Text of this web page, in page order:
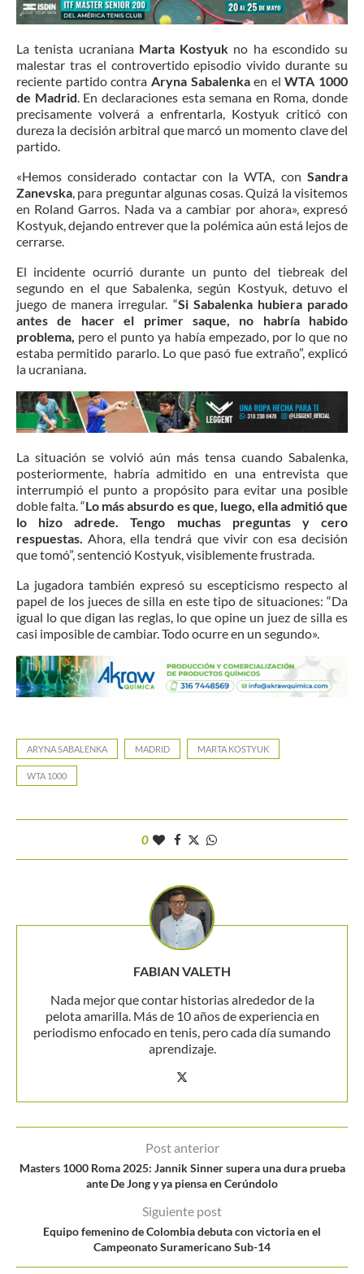
La tenista ucraniana Marta Kostyuk no ha escondido su
malestar tras el controvertido episodio vivido durante su
reciente partido contra Aryna Sabalenkaen elWTA 1000
de Madrid . En declaraciones esta semana en Roma, donde
precisamente volverá a enfrentarla, Kostyuk criticó con
dureza la decisión arbitral que marcó un momento clave del
partido.
«Hemos considerado contactar con la WTA, con Sandra
Zanevska , para preguntar algunas cosas. Quizá la visitemos
en Roland Garros. Nada va a cambiar por ahora», expresó
Kostyuk, dejando entrever que la polémica aún está lejos de
cerrarse.
El incidente ocurrió durante un punto del tiebreak del
segundo en el que Sabalenka, según Kostyuk, detuvo el
juego de manera irregular. “Si Sabalenka hubiera parado
antes de hacer el primer saque, no habría habido
problema, pero el punto ya había empezado, por lo que no
estaba permitido pararlo. Lo que pasó fue extraño”, explicó
la ucraniana.
La situación se volvió aún más tensa cuando Sabalenka,
posteriormente, habría admitido en una entrevista que
interrumpió el punto a propósito para evitar una posible
doble falta. “Lo más absurdo es que, luego, ella admitió que
lo hizo adrede. Tengo muchas preguntas y cero
respuestas. Ahora, ella tendrá que vivir con esa decisión
que tomó”, sentenció Kostyuk, visiblemente frustrada.
La jugadora también expresó su escepticismo respecto al
papel de los jueces de silla en este tipo de situaciones: “Da
igual lo que digan las reglas, lo que opine un juez de silla es
casi imposible de cambiar. Todo ocurre en un segundo».
ARYNA SABALENKA MADRID MARTA KOSTYUK
WTA 1000
0
FABIAN VALETH
Nada mejor que contar historias alrededor de la
pelota amarilla. Más de 10 años de experiencia en
periodismo enfocado en tenis, pero cada día sumando
aprendizaje.
Post anterior
Masters 1000 Roma 2025: Jannik Sinner supera una dura prueba
ante De Jong y ya piensa en Cerúndolo
Siguiente post
Equipo femenino de Colombia debuta con victoria en el
Campeonato Suramericano Sub-14